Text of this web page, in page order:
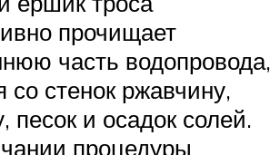
прочищает
часть водопровода,
со стенок ржавчину,
песок и осадок солей.
процедуры